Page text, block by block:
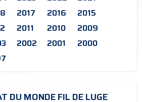
2017 2016
2015
2011 2010
2009
2002 2001
2000
DU MONDE FIL DE LUGE